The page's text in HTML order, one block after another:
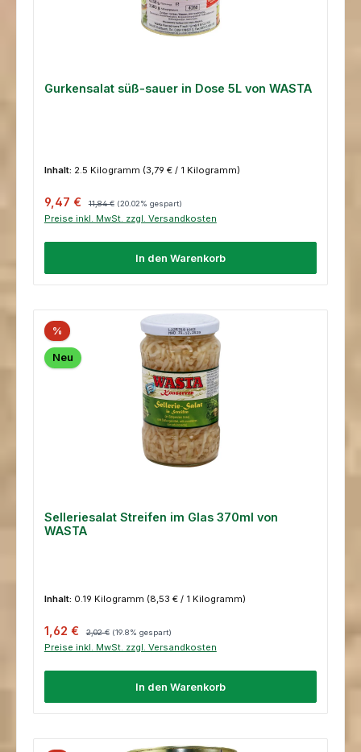
Gurkensalat süß-sauer in Dose 5L von WASTA
Inhalt: 2.5 Kilogramm (3,79 € / 1 Kilogramm)
Verkaufspreis:
9,47 € Regulärer Preis:
11,84 € (20.02% gespart)
Preise inkl. MwSt. zzgl. Versandkosten
In den Warenkorb
%
Neu
Selleriesalat Streifen im Glas 370ml von
WASTA
Inhalt: 0.19 Kilogramm (8,53 € / 1 Kilogramm)
Verkaufspreis:
1,62 € Regulärer Preis:
2,02 € (19.8% gespart)
Preise inkl. MwSt. zzgl. Versandkosten
In den Warenkorb